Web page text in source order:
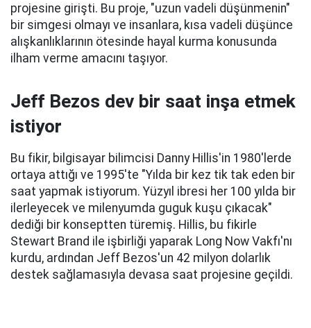
projesine girişti. Bu proje, "uzun vadeli düşünmenin"
bir simgesi olmayı ve insanlara, kısa vadeli düşünce
alışkanlıklarının ötesinde hayal kurma konusunda
ilham verme amacını taşıyor.
Jeff Bezos dev bir saat inşa etmek
istiyor
Bu fikir, bilgisayar bilimcisi Danny Hillis'in 1980'lerde
ortaya attığı ve 1995'te "Yılda bir kez tik tak eden bir
saat yapmak istiyorum. Yüzyıl ibresi her 100 yılda bir
ilerleyecek ve milenyumda guguk kuşu çıkacak"
dediği bir konseptten türemiş. Hillis, bu fikirle
Stewart Brand ile işbirliği yaparak Long Now Vakfı'nı
kurdu, ardından Jeff Bezos'un 42 milyon dolarlık
destek sağlamasıyla devasa saat projesine geçildi.